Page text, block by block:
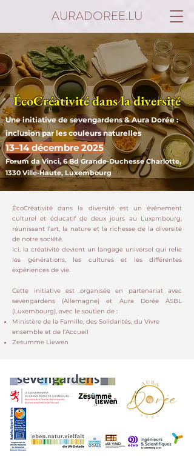
AURADOREE.LU
ÉcoCréativité dans la diversité
Une initiative de sevengardens & Aura Dorée :
inclusion par les couleurs naturelles
13–14 décembre 2025
Forum da Vinci, 6 Bd Grande-Duchesse Charlotte,
1330 Ville-Haute, Luxembourg
ÉcoCréativité dans la diversité est un événement
culturel et éducatif de deux jours au Luxembourg,
réunissant l’art, la nature et la richesse de la diversité
de notre société.
Ici, la créativité devient un langage universel qui relie
les générations, les cultures et les différentes
expériences de vie.
Cette initiative est organisée en partenariat avec
sevengardens (Allemagne) et Aura Dorée ASBL
(Luxembourg), avec le soutien de :
Ministère de la Famille, des Solidarités, du Vivre
ensemble et de l’Accueil
Zesumme Liewen